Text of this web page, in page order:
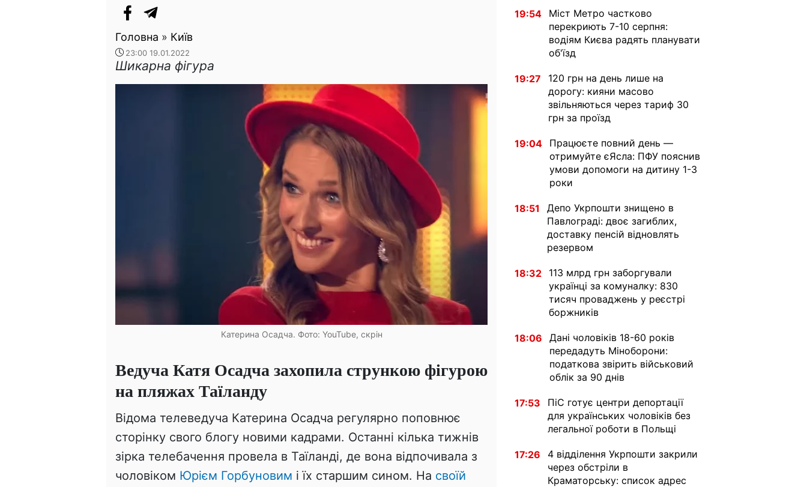
Головна » Київ
23:00 19.01.2022
Шикарна фігура
Катерина Осадча. Фото: YouTube, скрін
Ведуча Катя Осадча захопила стрункою фігурою
на пляжах Таїланду
Відома телеведуча Катерина Осадча регулярно поповнює
сторінку свого блогу новими кадрами. Останні кілька тижнів
зірка телебачення провела в Таїланді, де вона відпочивала з
чоловіком Юрієм Горбуновим і їх старшим сином. На своїй
19:54
Міст Метро частково
перекриють 7-10 серпня:
водіям Києва радять планувати
об'їзд
19:27
120 грн на день лише на
дорогу: кияни масово
звільняються через тариф 30
грн за проїзд
19:04
Працюєте повний день —
отримуйте єЯсла: ПФУ пояснив
умови допомоги на дитину 1-3
роки
18:51
Депо Укрпошти знищено в
Павлограді: двоє загиблих,
доставку пенсій відновлять
резервом
18:32
113 млрд грн заборгували
українці за комуналку: 830
тисяч проваджень у реєстрі
боржників
18:06
Дані чоловіків 18-60 років
передадуть Міноборони:
податкова звірить військовий
облік за 90 днів
17:53
ПіС готує центри депортації
для українських чоловіків без
легальної роботи в Польщі
17:26
4 відділення Укрпошти закрили
через обстріли в
Краматорську: список адрес